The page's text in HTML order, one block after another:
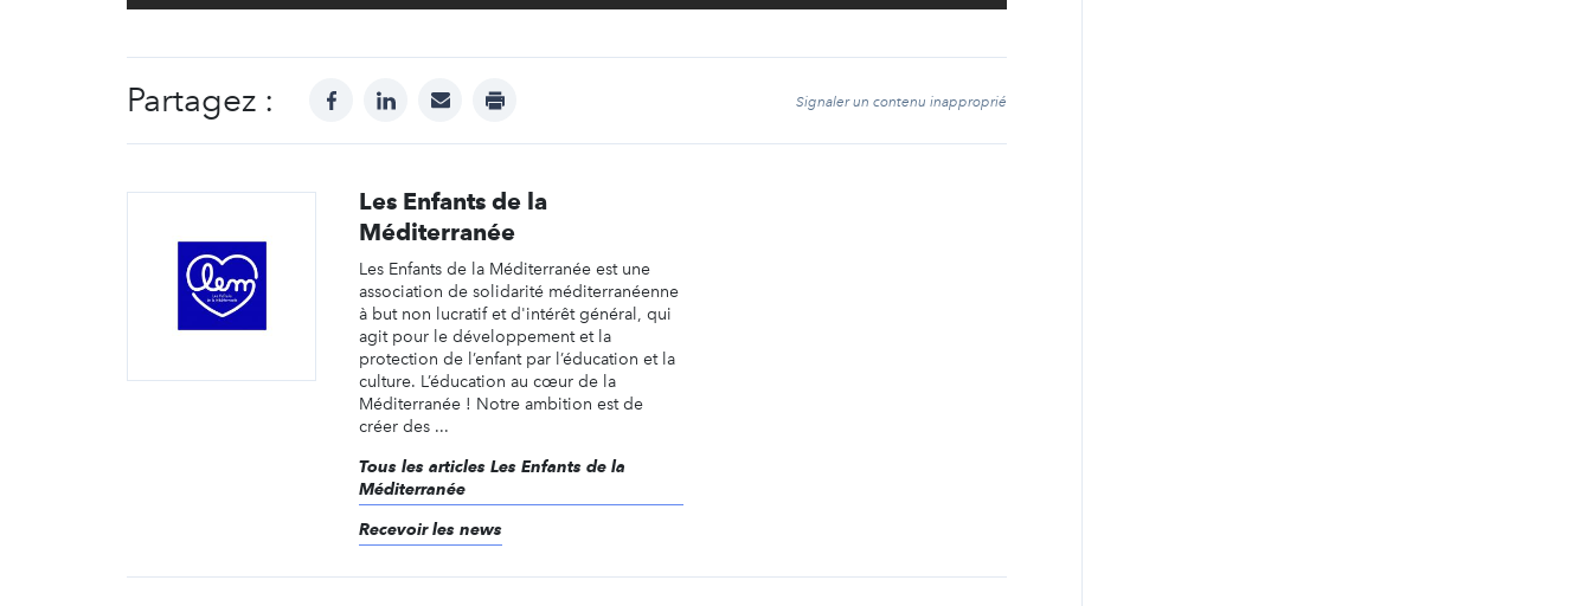
Partagez : facebooklinkedinmail print Signaler un contenu inapproprié
Les Enfants de la
Méditerranée
Les Enfants de la Méditerranée est une
association de solidarité méditerranéenne
à but non lucratif et d'intérêt général, qui
agit pour le développement et la
protection de l’enfant par l’éducation et la
culture. L’éducation au cœur de la
Méditerranée ! Notre ambition est de
créer des ...
Tous les articles Les Enfants de la
Méditerranée
Recevoir les news